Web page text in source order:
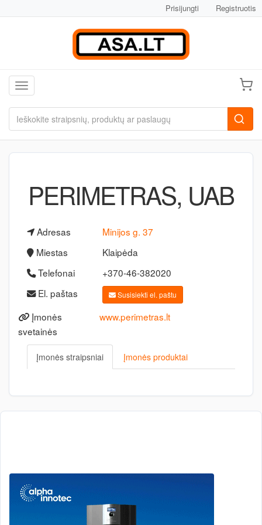
Prisijungti Registruotis
Toggle navigation
PERIMETRAS, UAB
Adresas
Minijos g. 37
Miestas
Klaipėda
Telefonai
+370-46-382020
El. paštas
Susisiekti el. paštu
Įmonės
svetainės
www.perimetras.lt
Įmonės straipsniai Įmonės produktai